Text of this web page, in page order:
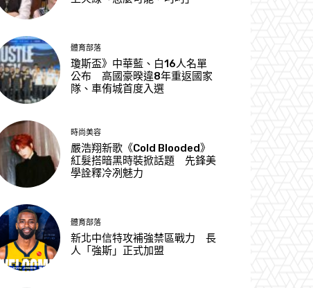
體育部落
瓊斯盃》中華藍、白16人名單
公布 高國豪暌違8年重返國家
隊、車侑城首度入選
時尚美容
嚴浩翔新歌《Cold Blooded》
紅髮搭暗黑時裝掀話題 先鋒美
學詮釋冷冽魅力
體育部落
新北中信特攻補強禁區戰力 長
人「強斯」正式加盟